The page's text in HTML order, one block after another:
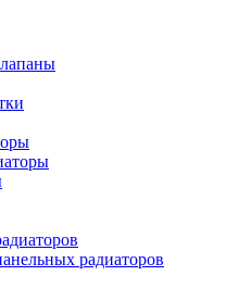
радиаторов